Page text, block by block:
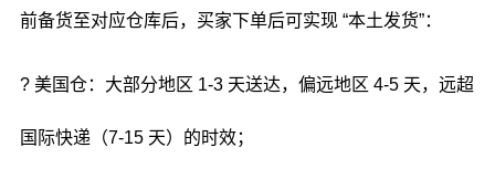
前备货至对应仓库后，买家下单后可实现 “本土发货”：
? 美国仓：大部分地区 1-3 天送达，偏远地区 4-5 天，远超
国际快递（7-15 天）的时效；